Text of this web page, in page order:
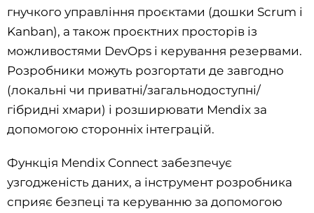
гнучкого управління проєктами (дошки Scrum і
Kanban), а також проєктних просторів із
можливостями DevOps і керування резервами.
Розробники можуть розгортати де завгодно
(локальні чи приватні/загальнодоступні/
гібридні хмари) і розширювати Mendix за
допомогою сторонніх інтеграцій.
Функція Mendix Connect забезпечує
узгодженість даних, а інструмент розробника
сприяє безпеці та керуванню за допомогою